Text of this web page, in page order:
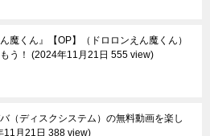
ん魔くん』【OP】（ドロロンえん魔くん）
う！
2024年11月21日 555 view
（ディスクシステム）の無料動画を楽し
11月21日 388 view